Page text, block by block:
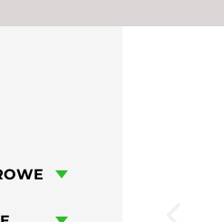
PIONOWE DO DRZEW
OGRODOWO-PIKNIKOWE